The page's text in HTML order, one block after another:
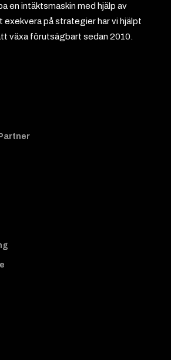
en intäktsmaskin med hjälp av
exekvera på strategier har vi hjälpt
växa förutsägbart sedan 2010.